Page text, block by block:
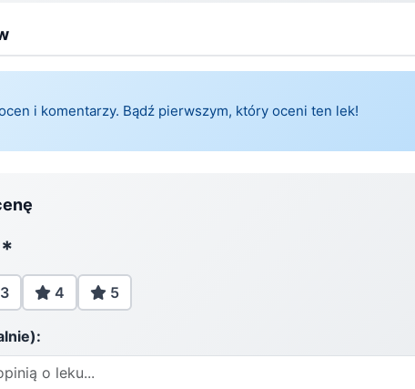
i komentarzy. Bądź pierwszym, który oceni ten lek!
*
3 4 5